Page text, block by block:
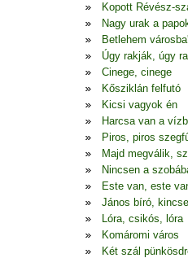
Kopott Révész-
Nagy urak a
Betlehem városba'
Úgy rakják, úgy
Cinege, cinege
Kősziklán felfutó
Kicsi vagyok én
Harcsa van a
Piros, piros
Majd megválik,
Nincsen a
Este van, este
János bíró,
Lóra, csikós, lóra
Komáromi város
Két szál